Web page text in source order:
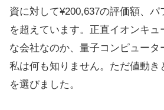
資に対して¥200,637の評価額、
を超えています。正直イオンキュ
な会社なのか、量子コンピュータ
私は何も知りません。ただ値動き
を選びました。